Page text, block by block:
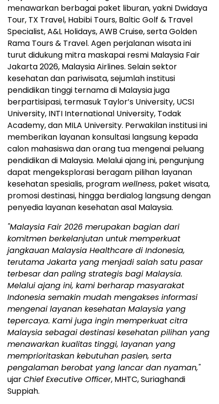
menawarkan berbagai paket liburan, yakni Dwidaya
Tour, TX Travel, Habibi Tours, Baltic Golf & Travel
Specialist, A&L Holidays, AWB Cruise, serta Golden
Rama Tours & Travel. Agen perjalanan wisata ini
turut didukung mitra maskapai resmi Malaysia Fair
Jakarta 2026, Malaysia Airlines. Selain sektor
kesehatan dan pariwisata, sejumlah institusi
pendidikan tinggi ternama di Malaysia juga
berpartisipasi, termasuk Taylor’s University, UCSI
University, INTI International University, Todak
Academy, dan MILA University. Perwakilan institusi ini
memberikan layanan konsultasi langsung kepada
calon mahasiswa dan orang tua mengenai peluang
pendidikan di Malaysia. Melalui ajang ini, pengunjung
dapat mengeksplorasi beragam pilihan layanan
kesehatan spesialis, program wellness, paket wisata,
promosi destinasi, hingga berdialog langsung dengan
penyedia layanan kesehatan asal Malaysia.
"Malaysia Fair 2026 merupakan bagian dari
komitmen berkelanjutan untuk memperkuat
jangkauan Malaysia Healthcare di Indonesia,
terutama Jakarta yang menjadi salah satu pasar
terbesar dan paling strategis bagi Malaysia.
Melalui ajang ini, kami berharap masyarakat
Indonesia semakin mudah mengakses informasi
mengenai layanan kesehatan Malaysia yang
tepercaya. Kami juga ingin memperkuat citra
Malaysia sebagai destinasi kesehatan pilihan yang
menawarkan kualitas tinggi, layanan yang
memprioritaskan kebutuhan pasien, serta
pengalaman berobat yang lancar dan nyaman,"
ujarChief Executive Officer, MHTC, Suriaghandi
Suppiah.